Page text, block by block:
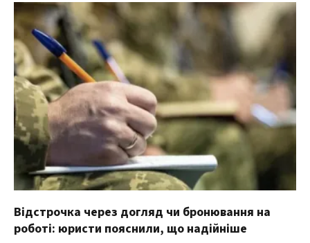
Відстрочка через догляд чи бронювання на
роботі: юристи пояснили, що надійніше